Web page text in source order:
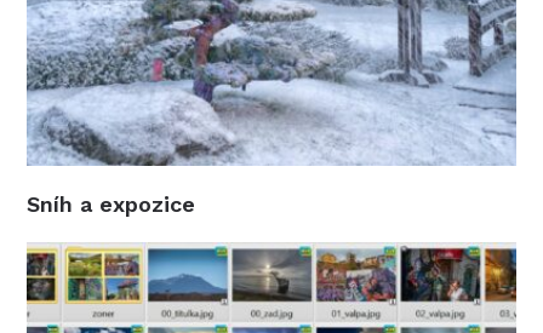
Sníh a expozice